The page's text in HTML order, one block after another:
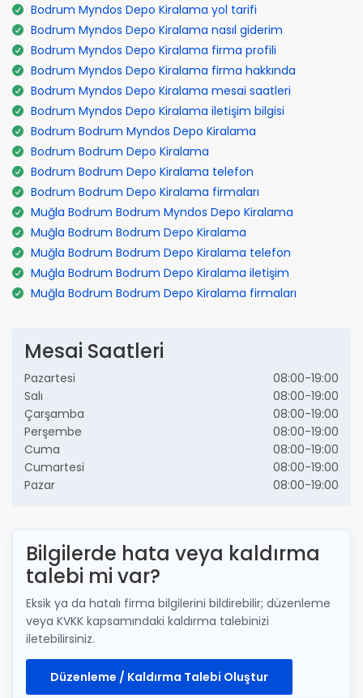
Bodrum Myndos Depo Kiralama yol tarifi
Bodrum Myndos Depo Kiralama nasıl giderim
Bodrum Myndos Depo Kiralama firma profili
Bodrum Myndos Depo Kiralama firma hakkında
Bodrum Myndos Depo Kiralama mesai saatleri
Bodrum Myndos Depo Kiralama iletişim bilgisi
Bodrum Bodrum Myndos Depo Kiralama
Bodrum Bodrum Depo Kiralama
Bodrum Bodrum Depo Kiralama telefon
Bodrum Bodrum Depo Kiralama firmaları
Muğla Bodrum Bodrum Myndos Depo Kiralama
Muğla Bodrum Bodrum Depo Kiralama
Muğla Bodrum Bodrum Depo Kiralama telefon
Muğla Bodrum Bodrum Depo Kiralama iletişim
Muğla Bodrum Bodrum Depo Kiralama firmaları
Mesai Saatleri
Pazartesi
08:00-19:00
Salı
08:00-19:00
Çarşamba
08:00-19:00
Perşembe
08:00-19:00
Cuma
08:00-19:00
Cumartesi
08:00-19:00
Pazar
08:00-19:00
Bilgilerde hata veya kaldırma
talebi mi var?
Eksik ya da hatalı firma bilgilerini bildirebilir; düzenleme
veya KVKK kapsamındaki kaldırma talebinizi
iletebilirsiniz.
Düzenleme / Kaldırma Talebi Oluştur